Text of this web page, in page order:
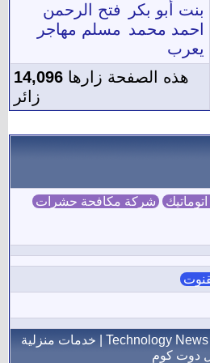
بنت أبو بكر
فتح الرحمن
احمد محمد مسلم مهاجر
يعرب
هذه الصفحة زارها 14,096
زائر
شركة مكافحة حشرات
Technology News
خدمات منزلية
دوت كوم